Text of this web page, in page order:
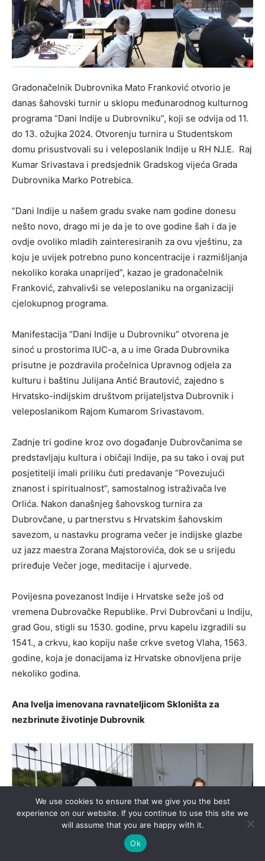
Gradonačelnik Dubrovnika Mato Franković otvorio je
danas šahovski turnir u sklopu međunarodnog kulturnog
programa “Dani Indije u Dubrovniku”, koji se odvija od 11.
do 13. ožujka 2024. Otvorenju turnira u Studentskom
domu prisustvovali su i veleposlanik Indije u RH NJ.E. Raj
Kumar Srivastava i predsjednik Gradskog vijeća Grada
Dubrovnika Marko Potrebica.
”Dani Indije u našem gradu svake nam godine donesu
nešto novo, drago mi je da je to ove godine šah i da je
ovdje ovoliko mladih zainteresiranih za ovu vještinu, za
koju je uvijek potrebno puno koncentracije i razmišljanja
nekoliko koraka unaprijed”, kazao je gradonačelnik
Franković, zahvalivši se veleposlaniku na organizaciji
cjelokupnog programa.
Manifestacija “Dani Indije u Dubrovniku” otvorena je
sinoć u prostorima IUC-a, a u ime Grada Dubrovnika
prisutne je pozdravila pročelnica Upravnog odjela za
kulturu i baštinu Julijana Antić Brautović, zajedno s
Hrvatsko-indijskim društvom prijateljstva Dubrovnik i
veleposlanikom Rajom Kumarom Srivastavom.
Zadnje tri godine kroz ovo događanje Dubrovčanima se
predstavljaju kultura i običaji Indije, pa su tako i ovaj put
posjetitelji imali priliku čuti predavanje “Povezujući
znanost i spiritualnost”, samostalnog istraživača Ive
Orlića. Nakon današnjeg šahovskog turnira za
Dubrovčane, u partnerstvu s Hrvatskim šahovskim
savezom, u nastavku programa večer je indijske glazbe
uz jazz maestra Zorana Majstorovića, dok se u srijedu
priređuje Večer joge, meditacije i ajurvede.
Povijesna povezanost Indije i Hrvatske seže još od
vremena Dubrovačke Republike. Prvi Dubrovčani u Indiju,
grad Gou, stigli su 1530. godine, prvu kapelu izgradili su
1541., a crkvu, kao kopiju naše crkve svetog Vlaha, 1563.
godine, koja je donacijama iz Hrvatske obnovljena prije
nekoliko godina.
Ana Ivelja imenovana ravnateljicom Skloništa za
nezbrinute životinje Dubrovnik
We use cookies to ensure that we give you the best
experience on our website. If you continue to use this site we
will assume that you are happy with it.
Ok